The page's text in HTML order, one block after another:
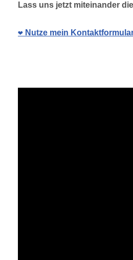
Lass uns jetzt miteinander
❤️ Nutze mein